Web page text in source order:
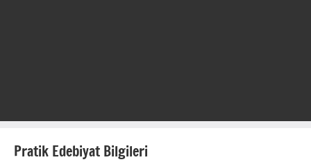
Pratik Edebiyat Bilgileri